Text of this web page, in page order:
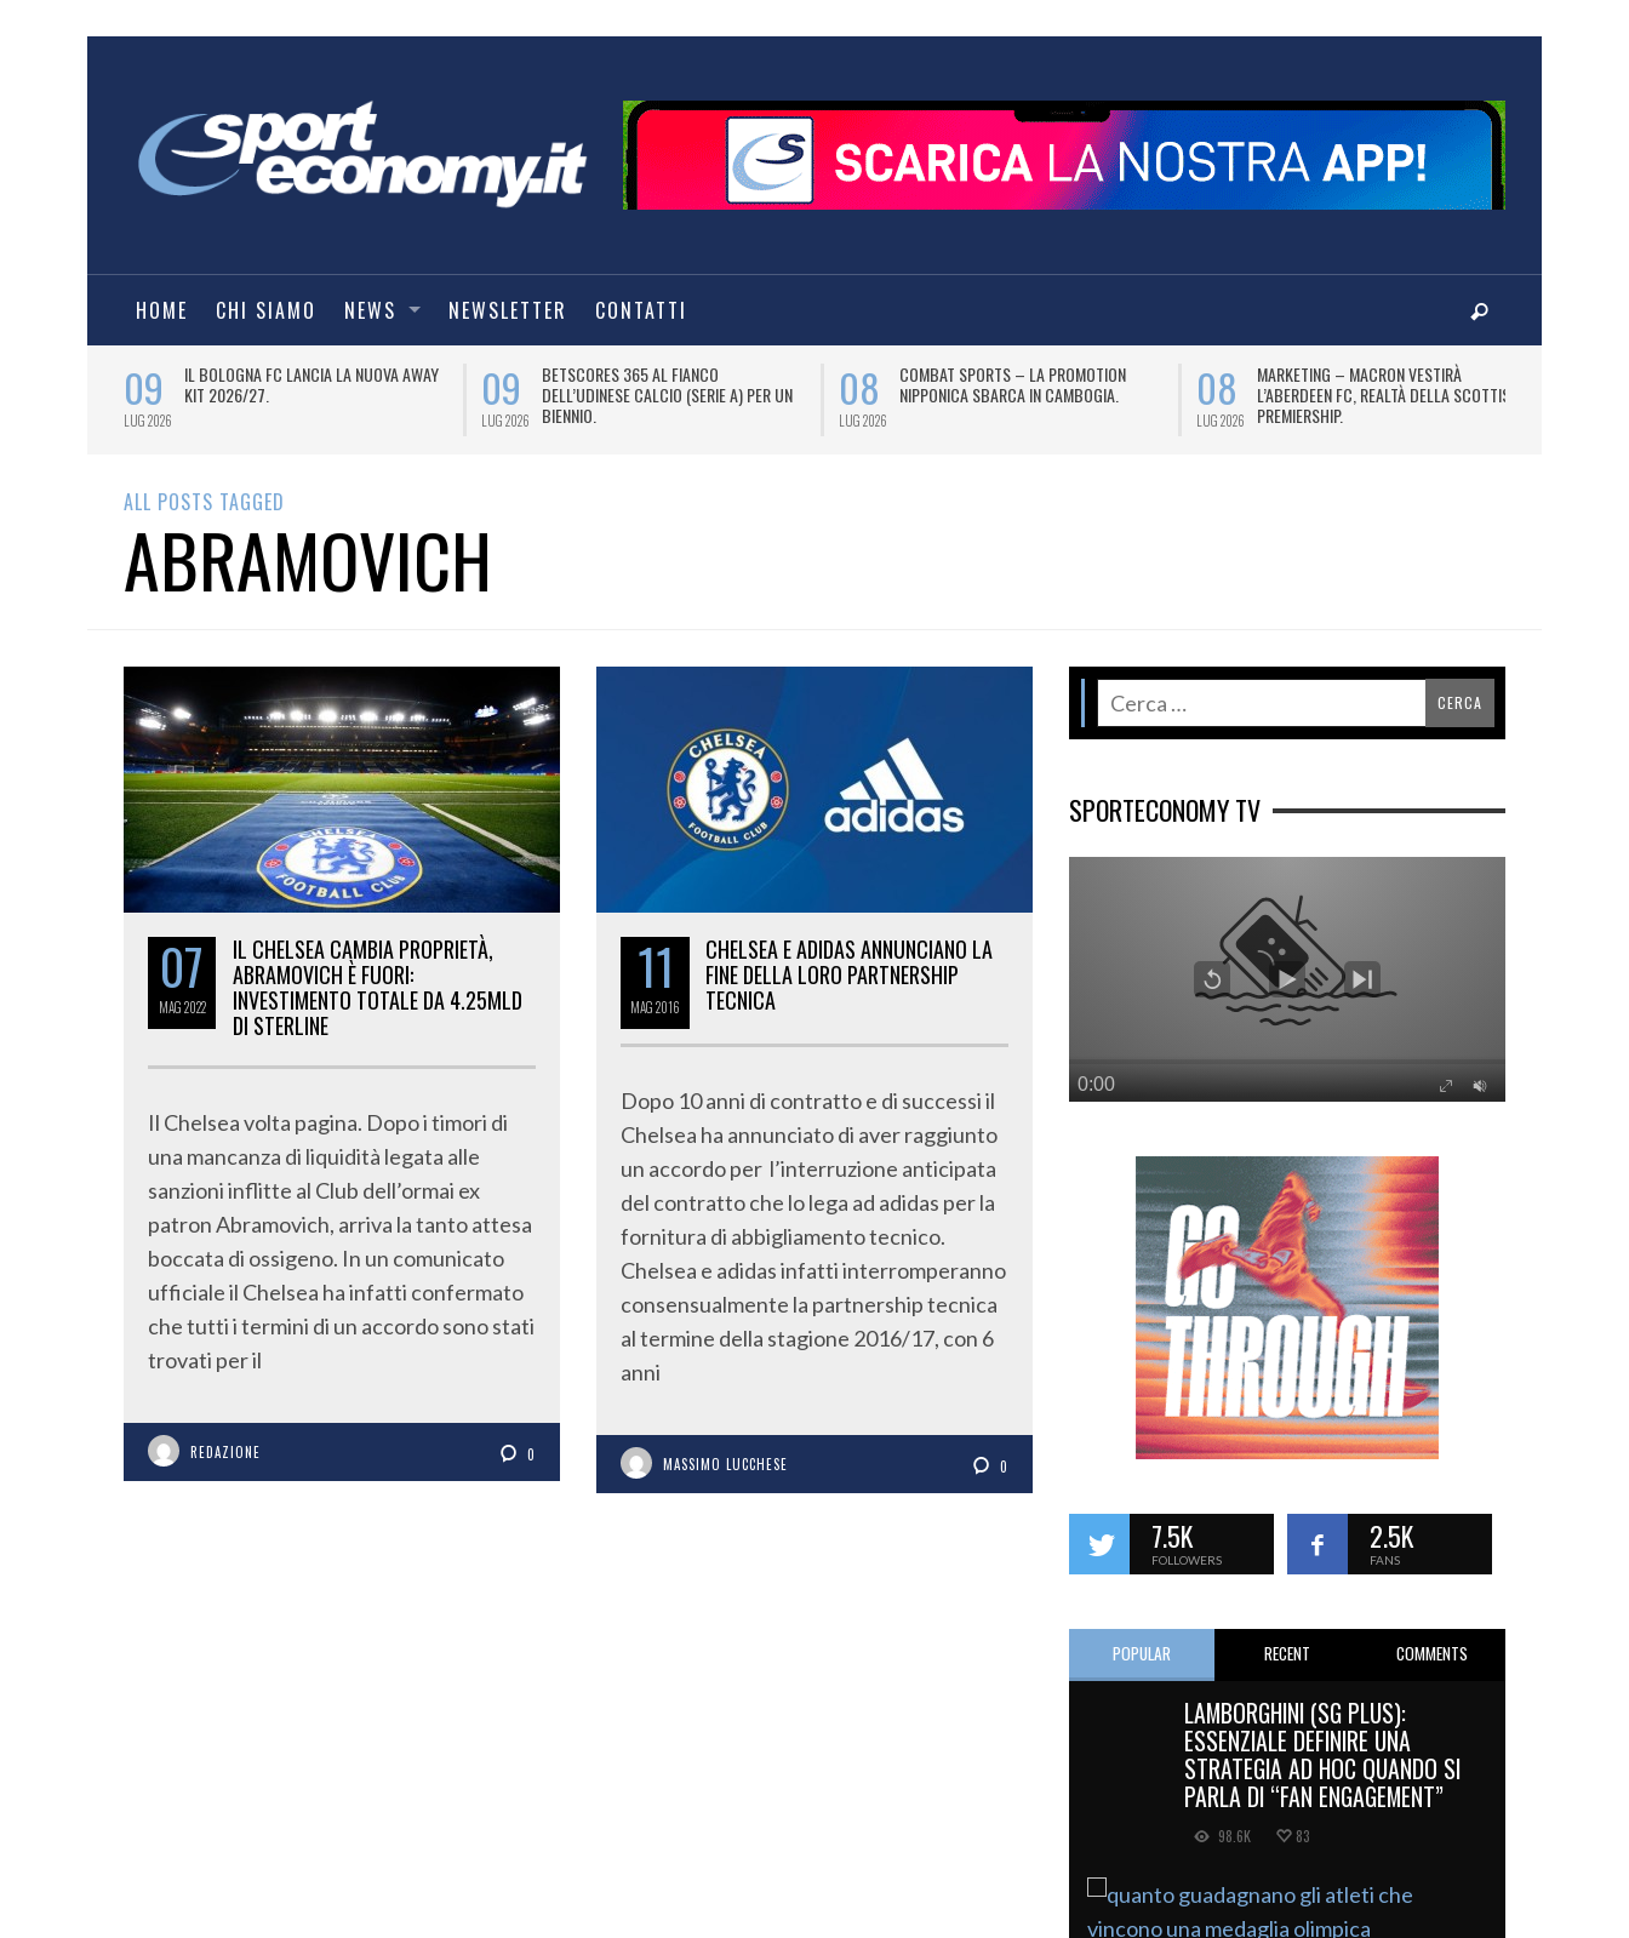
HOME CHI SIAMO NEWS NEWSLETTER CONTATTI
09
LUG 2026
IL BOLOGNA FC LANCIA LA NUOVA AWAY
KIT 2026/27.
09
LUG 2026
BETSCORES 365 AL FIANCO
DELL’UDINESE CALCIO (SERIE A) PER UN
BIENNIO.
08
LUG 2026
COMBAT SPORTS – LA PROMOTION
NIPPONICA SBARCA IN CAMBOGIA.
08
LUG 2026
MARKETING – MACRON VESTIRÀ
L’ABERDEEN FC, REALTÀ DELLA SCOTTISH
PREMIERSHIP.
ALL POSTS TAGGED
ABRAMOVICH
07
MAG2022
IL CHELSEA CAMBIA PROPRIETÀ,
ABRAMOVICH È FUORI:
INVESTIMENTO TOTALE DA 4.25MLD
DI STERLINE
Il Chelsea volta pagina. Dopo i timori di
una mancanza di liquidità legata alle
sanzioni inflitte al Club dell’ormai ex
patron Abramovich, arriva la tanto attesa
boccata di ossigeno. In un comunicato
ufficiale il Chelsea ha infatti confermato
che tutti i termini di un accordo sono stati
trovati per il
REDAZIONE 0
11
MAG2016
CHELSEA E ADIDAS ANNUNCIANO LA
FINE DELLA LORO PARTNERSHIP
TECNICA
Dopo 10 anni di contratto e di successi il
Chelsea ha annunciato di aver raggiunto
un accordo per l’interruzione anticipata
del contratto che lo lega ad adidas per la
fornitura di abbigliamento tecnico.
Chelsea e adidas infatti interromperanno
consensualmente la partnership tecnica
al termine della stagione 2016/17, con 6
anni
MASSIMO LUCCHESE 0
SPORTECONOMY TV
7.5K
FOLLOWERS
2.5K
FANS
POPULAR RECENT COMMENTS
LAMBORGHINI (SG PLUS):
ESSENZIALE DEFINIRE UNA
STRATEGIA AD HOC QUANDO SI
PARLA DI “FAN ENGAGEMENT”
98.6K 83